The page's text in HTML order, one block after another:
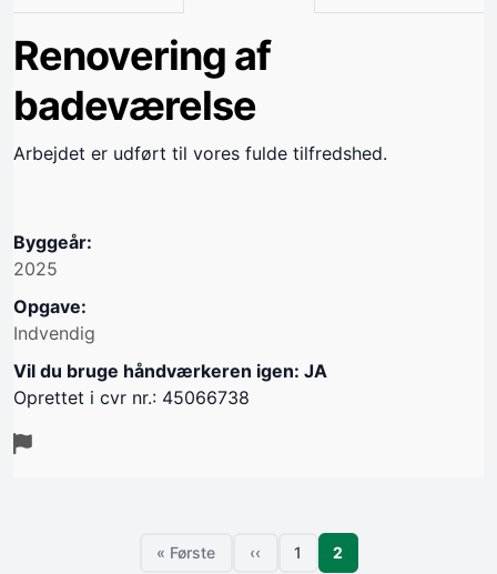
Renovering af
badeværelse
Arbejdet er udført til vores fulde tilfredshed.
Byggeår:
2025
Opgave:
Indvendig
Vil du bruge håndværkeren igen: JA
Oprettet i cvr nr.: 45066738
SideinddelingFørste side
« Første
Forrige side
‹‹
Side
1 Side
2